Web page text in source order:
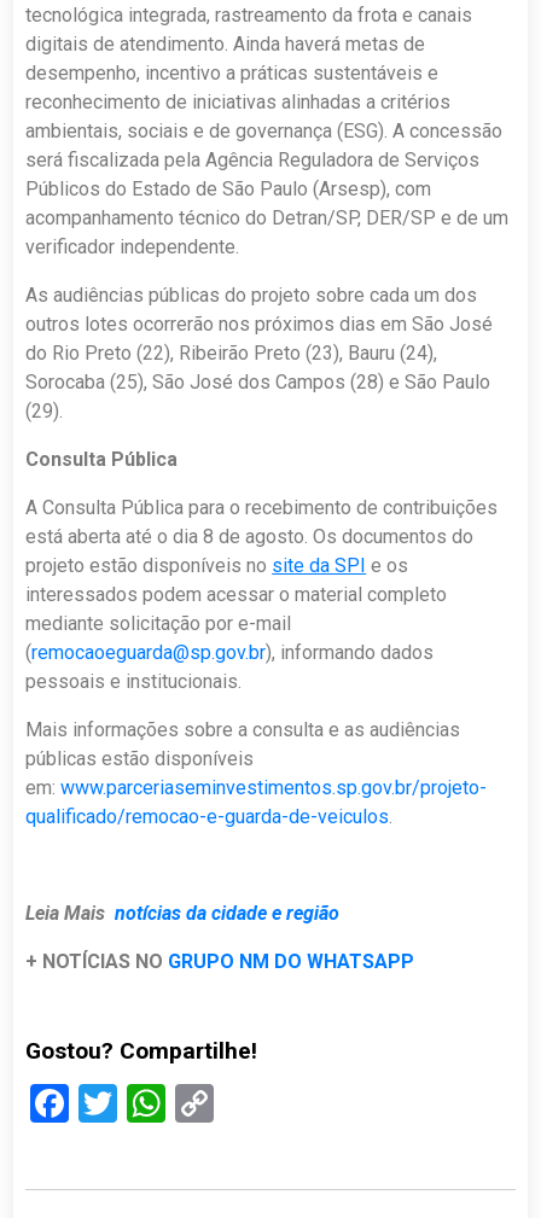
tecnológica integrada, rastreamento da frota e canais
digitais de atendimento. Ainda haverá metas de
desempenho, incentivo a práticas sustentáveis e
reconhecimento de iniciativas alinhadas a critérios
ambientais, sociais e de governança (ESG). A concessão
será fiscalizada pela Agência Reguladora de Serviços
Públicos do Estado de São Paulo (Arsesp), com
acompanhamento técnico do Detran/SP, DER/SP e de um
verificador independente.
As audiências públicas do projeto sobre cada um dos
outros lotes ocorrerão nos próximos dias em São José
do Rio Preto (22), Ribeirão Preto (23), Bauru (24),
Sorocaba (25), São José dos Campos (28) e São Paulo
(29).
Consulta Pública
A Consulta Pública para o recebimento de contribuições
está aberta até o dia 8 de agosto. Os documentos do
projeto estão disponíveis no site da SPI e os
interessados podem acessar o material completo
mediante solicitação por e-mail
(remocaoeguarda@sp.gov.br), informando dados
pessoais e institucionais.
Mais informações sobre a consulta e as audiências
públicas estão disponíveis
em:www.parceriaseminvestimentos.sp.gov.br/projeto-
qualificado/remocao-e-guarda-de-veiculos
Leia Mais notícias da cidade e região
+ NOTÍCIAS NO GRUPO NM DO WHATSAPP
Gostou? Compartilhe!
Facebook
TwitterWhatsApp